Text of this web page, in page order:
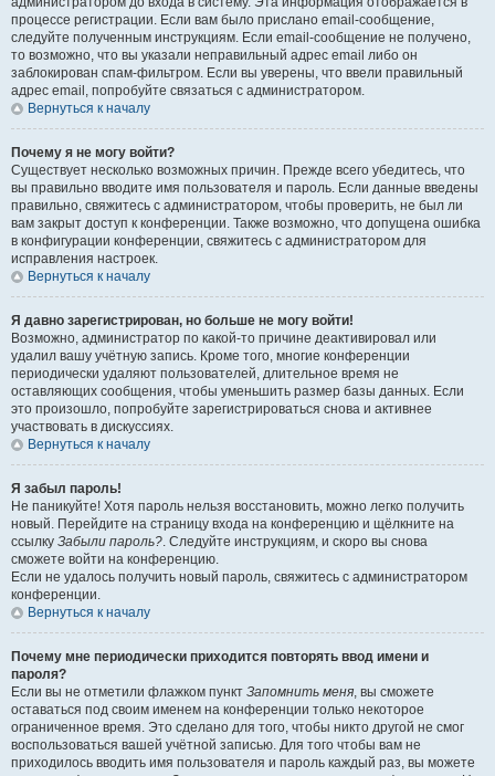
процессе регистрации. Если вам было прислано email-сообщение,
следуйте полученным инструкциям. Если email-сообщение не получено,
то возможно, что вы указали неправильный адрес email либо он
заблокирован спам-фильтром. Если вы уверены, что ввели правильный
адрес email, попробуйте связаться с администратором.
Вернуться к началу
Почему я не могу войти?
Существует несколько возможных причин. Прежде всего убедитесь, что
вы правильно вводите имя пользователя и пароль. Если данные введены
правильно, свяжитесь с администратором, чтобы проверить, не был ли
вам закрыт доступ к конференции. Также возможно, что допущена ошибка
в конфигурации конференции, свяжитесь с администратором для
исправления настроек.
Вернуться к началу
Я давно зарегистрирован, но больше не могу войти!
Возможно, администратор по какой-то причине деактивировал или
удалил вашу учётную запись. Кроме того, многие конференции
периодически удаляют пользователей, длительное время не
оставляющих сообщения, чтобы уменьшить размер базы данных. Если
это произошло, попробуйте зарегистрироваться снова и активнее
участвовать в дискуссиях.
Вернуться к началу
Я забыл пароль!
Не паникуйте! Хотя пароль нельзя восстановить, можно легко получить
новый. Перейдите на страницу входа на конференцию и щёлкните на
ссылку Забыли пароль?. Следуйте инструкциям, и скоро вы снова
сможете войти на конференцию.
Если не удалось получить новый пароль, свяжитесь с администратором
конференции.
Вернуться к началу
Почему мне периодически приходится повторять ввод имени и
пароля?
Если вы не отметили флажком пункт Запомнить меня, вы сможете
оставаться под своим именем на конференции только некоторое
ограниченное время. Это сделано для того, чтобы никто другой не смог
воспользоваться вашей учётной записью. Для того чтобы вам не
приходилось вводить имя пользователя и пароль каждый раз, вы можете